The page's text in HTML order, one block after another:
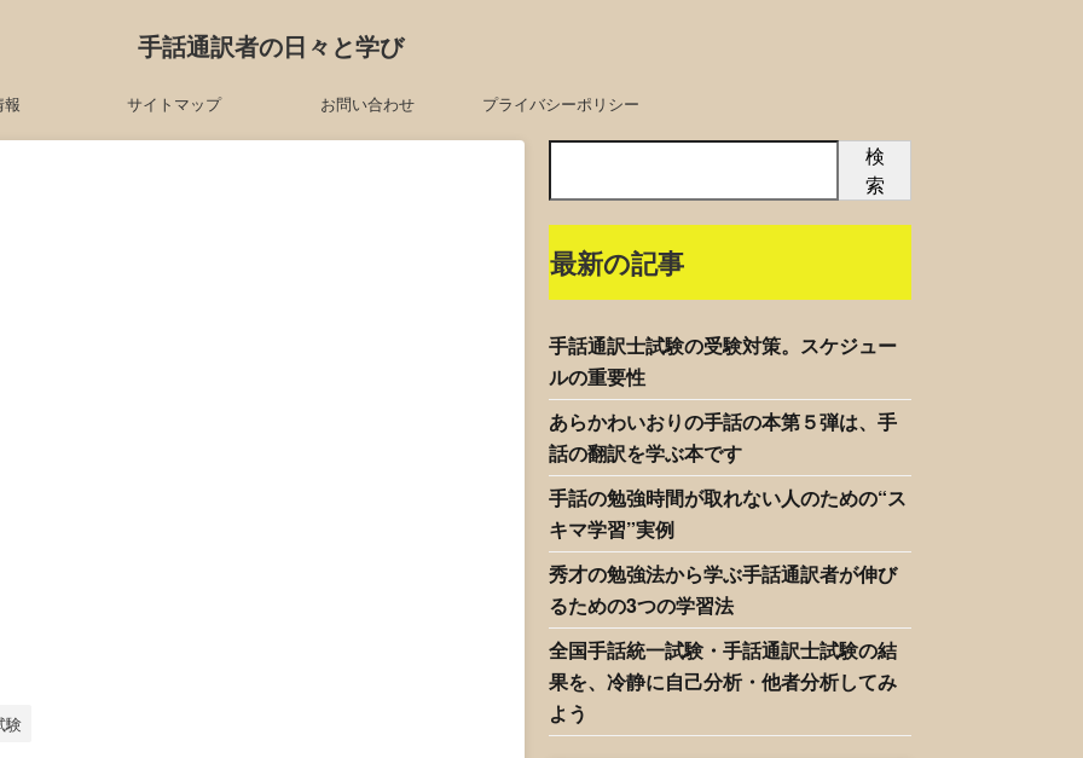
手話通訳者の日々と学び
サイトマップ お問い合わせ プライバシーポリシー
験
検
索
最新の記事
手話通訳士試験の受験対策。スケジュー
ルの重要性
あらかわいおりの手話の本第５弾は、手
話の翻訳を学ぶ本です
手話の勉強時間が取れない人のための“ス
キマ学習”実例
秀才の勉強法から学ぶ手話通訳者が伸び
るための3つの学習法
全国手話統一試験・手話通訳士試験の結
果を、冷静に自己分析・他者分析してみ
よう